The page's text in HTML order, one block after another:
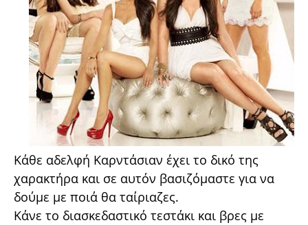
Κάθε αδελφή Καρντάσιαν έχει το δικό της
χαρακτήρα και σε αυτόν βασιζόμαστε για να
δούμε με ποιά θα ταίριαζες.
Κάνε το διασκεδαστικό τεστάκι και βρες με